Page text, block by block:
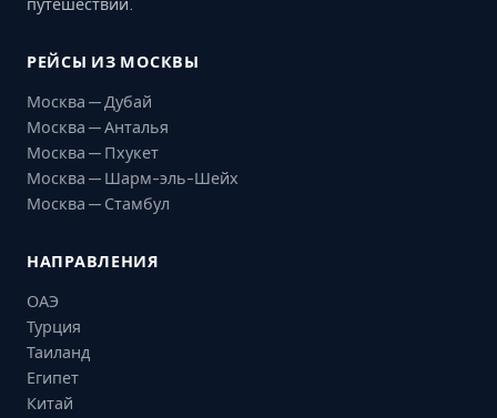
РЕЙСЫ ИЗ МОСКВЫ
Москва — Дубай
Москва — Анталья
Москва — Пхукет
Москва — Шарм-эль-Шейх
Москва — Стамбул
НАПРАВЛЕНИЯ
ОАЭ
Турция
Таиланд
Египет
Китай